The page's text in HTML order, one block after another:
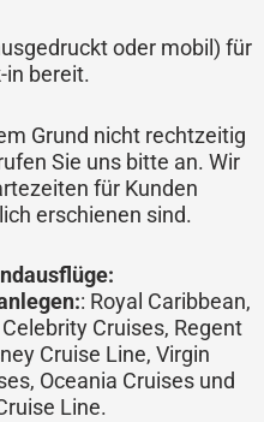
oder mobil) für
in bereit.
Grund nicht rechtzeitig
Sie uns bitte an. Wir
für Kunden
erschienen sind.
: Royal Caribbean,
Cruises, Regent
Cruise Line, Virgin
Oceania Cruises und
Line.